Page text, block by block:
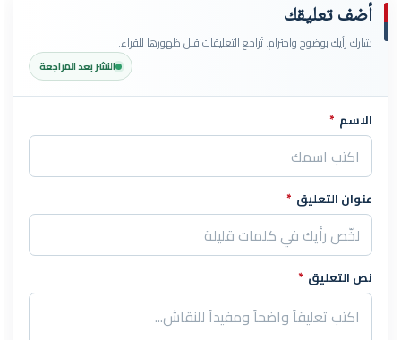
أضف تعليقك
شارك رأيك بوضوح واحترام. تُراجع التعليقات قبل ظهورها للقراء.
النشر بعد المراجعة
اترك هذا الحقل فارغاً
الاسم *
عنوان التعليق *
نص التعليق *